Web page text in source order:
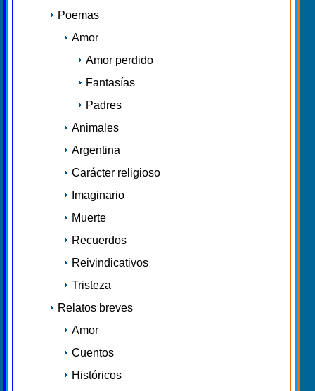
Poemas
Amor
Amor perdido
Fantasías
Padres
Animales
Argentina
Carácter religioso
Imaginario
Muerte
Recuerdos
Reivindicativos
Tristeza
Relatos breves
Amor
Cuentos
Históricos